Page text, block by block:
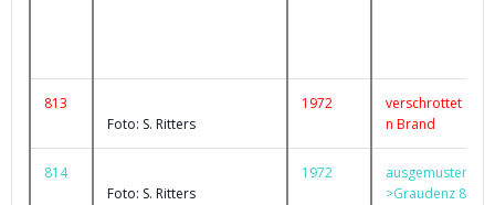
813
Foto: S. Ritters
1972
verschrottet
n Brand
814
Foto: S. Ritters
1972
ausgemustert
>Graudenz 87